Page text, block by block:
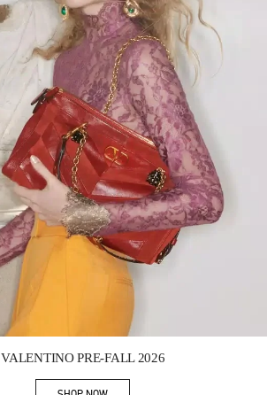
VALENTINO PRE-FALL 2026